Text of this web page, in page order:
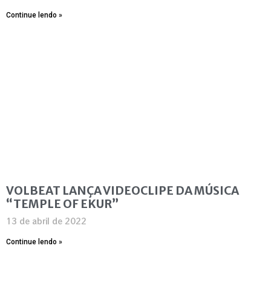
Continue lendo »
VOLBEAT LANÇA VIDEOCLIPE DA MÚSICA
“TEMPLE OF EKUR”
13 de abril de 2022
Continue lendo »